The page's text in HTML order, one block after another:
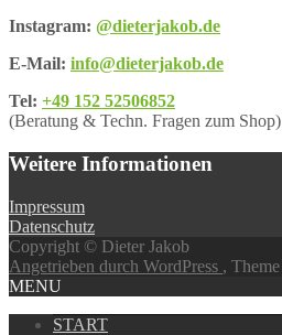
Instagram: @dieterjakob.de
E-Mail: info@dieterjakob.de
Tel: +49 152 52506852
(Beratung & Techn. Fragen zum Shop)
Weitere Informationen
Impressum
Datenschutz
Copyright © Dieter Jakob
Angetrieben durch WordPress , Theme
MENU
START